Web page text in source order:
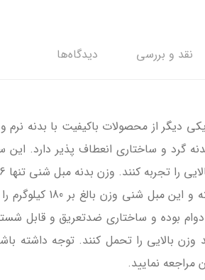
نقد و بررسی دیدگاه‌ها
دیگر از محصولات باکیفیت با بدنه نرم
گرد و ساختاری انعطاف پذیر دارد.
بر استحکام
بوده و ساختاری ضدتعریق و
وزن بالایی را تحمل کنند. توجه
مراجعه نمایید.